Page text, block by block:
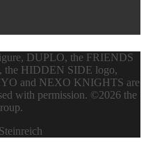
DUPLO, the FRIENDS
the HIDDEN SIDE logo,
and NEXO KNIGHTS are
with permission. ©2026 the